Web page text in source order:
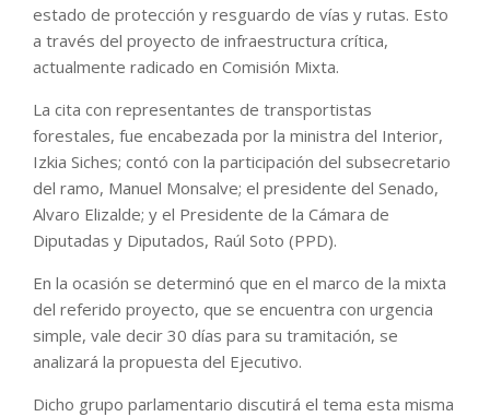
estado de protección y resguardo de vías y rutas. Esto
a través del proyecto de infraestructura crítica,
actualmente radicado en Comisión Mixta.
La cita con representantes de transportistas
forestales, fue encabezada por la ministra del Interior,
Izkia Siches; contó con la participación del subsecretario
del ramo, Manuel Monsalve; el presidente del Senado,
Alvaro Elizalde; y el Presidente de la Cámara de
Diputadas y Diputados, Raúl Soto (PPD).
En la ocasión se determinó que en el marco de la mixta
del referido proyecto, que se encuentra con urgencia
simple, vale decir 30 días para su tramitación, se
analizará la propuesta del Ejecutivo.
Dicho grupo parlamentario discutirá el tema esta misma